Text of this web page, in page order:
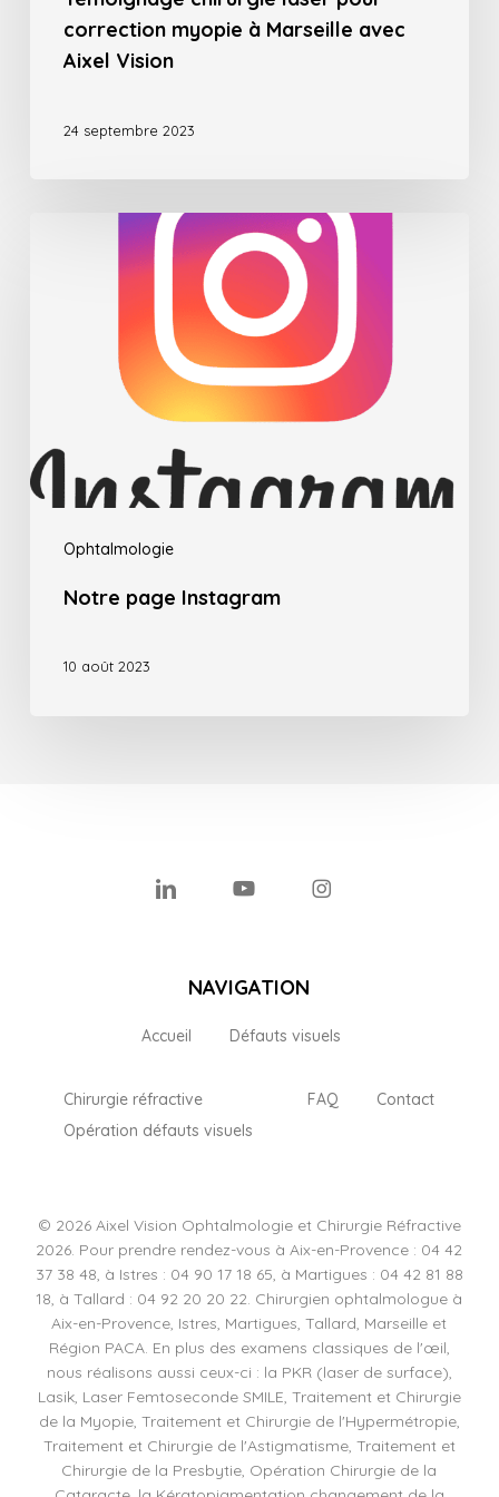
France
correction myopie à Marseille avec
Aixel Vision
24 septembre 2023
Ophtalmologie
Notre page Instagram
10 août 2023
NAVIGATION
Accueil Défauts visuels
Chirurgie réfractive
Opération défauts visuels
FAQ Contact
© 2026 Aixel Vision Ophtalmologie et Chirurgie Réfractive
2026. Pour prendre rendez-vous à Aix-en-Provence : 04 42
37 38 48, à Istres : 04 90 17 18 65, à Martigues : 04 42 81 88
18, à Tallard : 04 92 20 20 22. Chirurgien ophtalmologue à
Aix-en-Provence, Istres, Martigues, Tallard, Marseille et
Région PACA. En plus des examens classiques de l'œil,
nous réalisons aussi ceux-ci : la PKR (laser de surface),
Lasik, Laser Femtoseconde SMILE, Traitement et Chirurgie
de la Myopie, Traitement et Chirurgie de l'Hypermétropie,
Traitement et Chirurgie de l'Astigmatisme, Traitement et
Chirurgie de la Presbytie, Opération Chirurgie de la